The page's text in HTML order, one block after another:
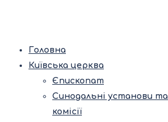
Головна
Київська церква
Єпископат
Синодальні установи та
комісії